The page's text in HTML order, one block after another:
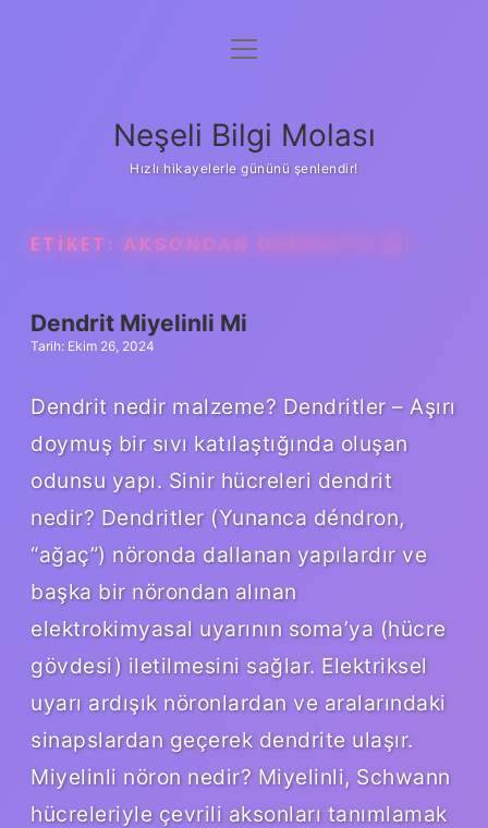
Anasayfa
Yasal Uyarı
menüyü
Neşeli Bilgi Molası
Hızlı hikayelerle gününü şenlendir!
ETIKET: AKSONDAN DENDRITE MI
Dendrit Miyelinli Mi
Tarih: Ekim 26, 2024
Dendrit nedir malzeme? Dendritler – Aşırı
doymuş bir sıvı katılaştığında oluşan
odunsu yapı. Sinir hücreleri dendrit
nedir? Dendritler (Yunanca déndron,
“ağaç”) nöronda dallanan yapılardır ve
başka bir nörondan alınan
elektrokimyasal uyarının soma’ya (hücre
gövdesi) iletilmesini sağlar. Elektriksel
uyarı ardışık nöronlardan ve aralarındaki
sinapslardan geçerek dendrite ulaşır.
Miyelinli nöron nedir? Miyelinli, Schwann
hücreleriyle çevrili aksonları tanımlamak